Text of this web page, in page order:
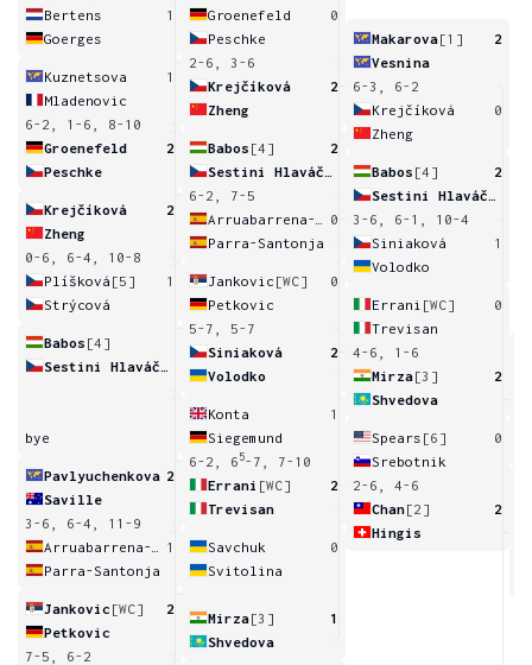
Bertens
1
Goerges
Kuznetsova
1
Mladenovic
6-2, 1-6, 8-10
Groenefeld
2
Peschke
Krejčíková
2
Zheng
0-6, 6-4, 10-8
Plíšková [5]
1
Strýcová
Babos [4]
bye
Pavlyuchenkova 2
Saville
3-6, 6-4, 11-9
1
Parra-Santonja
Jankovic [WC]
2
Petkovic
7-5, 6-2
Groenefeld
0
Peschke
2-6, 3-6
Krejčíková
2
Zheng
Babos [4]
2
6-2, 7-5
0
Parra-Santonja
Jankovic [WC]
0
Petkovic
5-7, 5-7
Siniaková
2
Volodko
Konta
1
Siegemund
6-2, 6 5-7, 7-10
Errani [WC]
2
Trevisan
Savchuk
0
Svitolina
Mirza[3]
1
Shvedova
Makarova[1]
2
Vesnina
6-3, 6-2
Krejčíková
0
Zheng
Babos [4]
2
3-6, 6-1, 10-4
Siniaková
1
Volodko
Errani [WC]
0
Trevisan
4-6, 1-6
Mirza[3]
2
Shvedova
Spears [6]
0
Srebotnik
2-6, 4-6
Chan[2]
2
Hingis